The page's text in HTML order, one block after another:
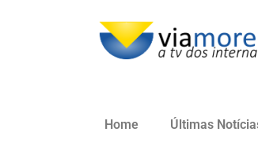
Home Últimas